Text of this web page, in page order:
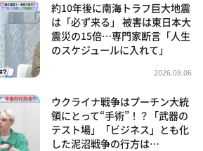
約10年後に南海トラフ巨大地震
は「必ず来る」 被害は東日本大
震災の15倍…専門家断言「人生
のスケジュールに入れて」
2026.08.06
ウクライナ戦争はプーチン大統
領にとって“手術”！？「武器の
テスト場」「ビジネス」とも化
した泥沼戦争の行方は…